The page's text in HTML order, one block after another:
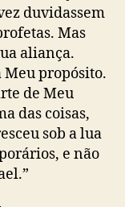
duvidassem
Mas
aliança.
Meu propósito.
de Meu
das coisas,
sob a lua
e não